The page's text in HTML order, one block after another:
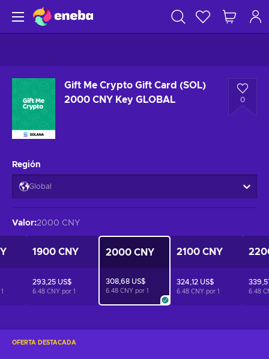
Gift Me Crypto Gift Card (SOL)
2000 CNY Key GLOBAL
0
OFERTA DESTACADA
Región
Global
Valor:2000 CNY
1
1900 CNY
293,25 US$
6.48 CNY por 1
2000 CNY
308,68 US$
6.48 CNY por 1
2100 CNY
324,12 US$
6.48 CNY por 1 6.48